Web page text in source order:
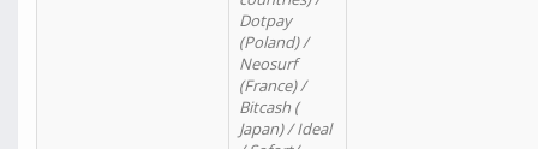
Dotpay
(Poland) /
Neosurf
(France) /
Bitcash (
Japan) / Ideal